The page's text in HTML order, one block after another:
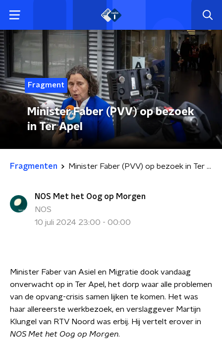
Fragment
Minister Faber (PVV) op bezoek
in Ter Apel
Fragmenten Minister Faber (PVV) op bezoek in Ter Apel
NOS Met het Oog op Morgen
NOS
10 juli 2024 23:00 - 00:00
Minister Faber van Asiel en Migratie dook vandaag
onverwacht op in Ter Apel, het dorp waar alle problemen
van de opvang-crisis samen lijken te komen. Het was
haar allereerste werkbezoek, en verslaggever Martijn
Klungel van RTV Noord was erbij. Hij vertelt erover in
NOS Met het Oog op Morgen.